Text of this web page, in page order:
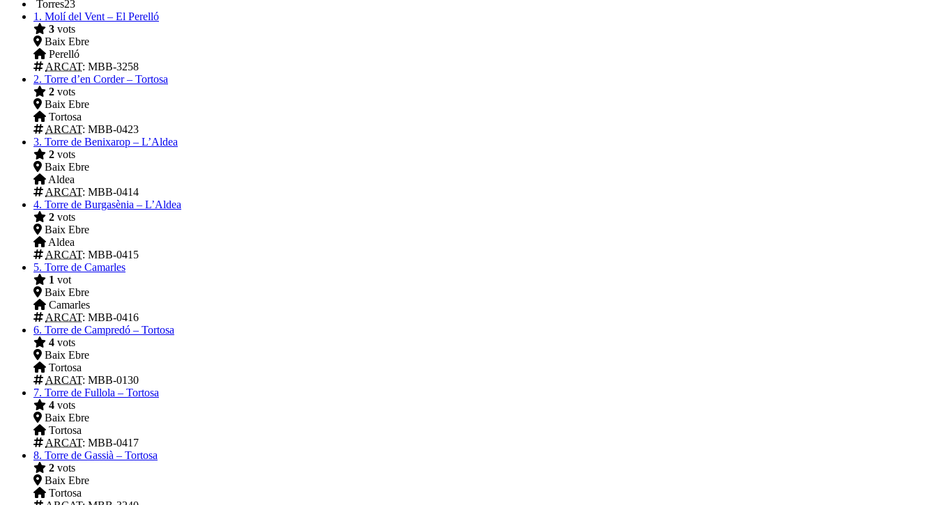
Torres23
1. Molí del Vent – El Perelló
3 vots
Baix Ebre
Perelló
ARCAT: MBB-3258
2. Torre d’en Corder – Tortosa
2 vots
Baix Ebre
Tortosa
ARCAT: MBB-0423
3. Torre de Benixarop – L’Aldea
2 vots
Baix Ebre
Aldea
ARCAT: MBB-0414
4. Torre de Burgasènia – L’Aldea
2 vots
Baix Ebre
Aldea
ARCAT: MBB-0415
5. Torre de Camarles
1 vot
Baix Ebre
Camarles
ARCAT: MBB-0416
6. Torre de Campredó – Tortosa
4 vots
Baix Ebre
Tortosa
ARCAT: MBB-0130
7. Torre de Fullola – Tortosa
4 vots
Baix Ebre
Tortosa
ARCAT: MBB-0417
8. Torre de Gassià – Tortosa
2 vots
Baix Ebre
Tortosa